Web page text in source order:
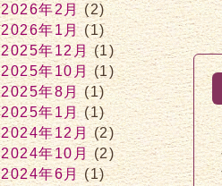
2026年2月(2)
2026年1月(1)
2025年12月(1)
2025年10月(1)
2025年8月(1)
2025年1月(1)
2024年12月(2)
2024年10月(2)
2024年6月(1)